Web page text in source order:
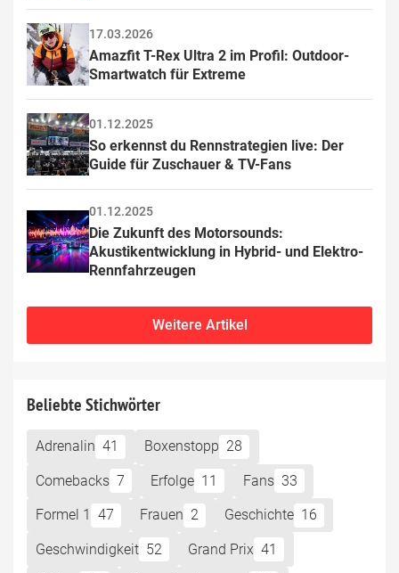
17.03.2026
Amazfit T-Rex Ultra 2 im Profil: Outdoor-
Smartwatch für Extreme
01.12.2025
So erkennst du Rennstrategien live: Der
Guide für Zuschauer & TV-Fans
01.12.2025
Die Zukunft des Motorsounds:
Akustikentwicklung in Hybrid- und Elektro-
Rennfahrzeugen
Weitere Artikel
Beliebte Stichwörter
Adrenalin 41 Boxenstopp 28
Comebacks 7 Erfolge 11 Fans 33
Formel 1 47 Frauen 2 Geschichte 16
Geschwindigkeit 52 Grand Prix 41